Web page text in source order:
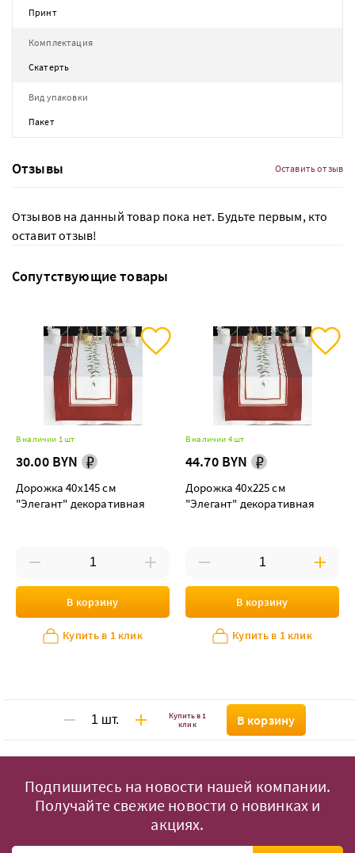
Принт
Комплектация
Скатерть
Вид упаковки
Пакет
Отзывы Оставить отзыв
Отзывов на данный товар пока нет. Будьте первым, кто
оставит отзыв!
Сопутствующие товары
В наличии 1 шт
30.00 BYN
Дорожка 40х145 см
"Элегант" декоративная
В корзину
Купить в 1 клик
В наличии 4 шт
44.70 BYN
Дорожка 40х225 см
"Элегант" декоративная
В корзину
Купить в 1 клик
Купить в 1
клик
В корзину
Подпишитесь на новости нашей компании.
Получайте свежие новости о новинках и
акциях.